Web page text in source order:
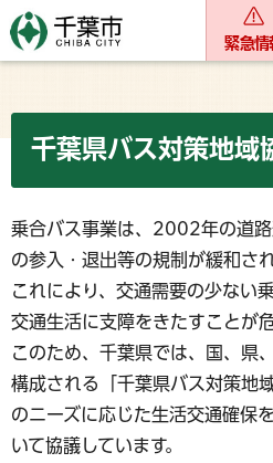
緊急情
千葉県バス対策地域
乗合バス事業は、2002年の道
の参入・退出等の規制が緩和さ
これにより、交通需要の少ない
交通生活に支障をきたすことが
このため、千葉県では、国、県
構成される「千葉県バス対策地
のニーズに応じた生活交通確保
いて協議しています。